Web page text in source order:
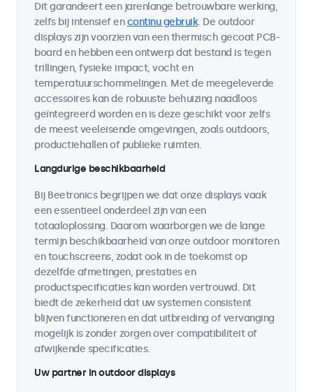
Dit garandeert een jarenlange betrouwbare werking,
zelfs bij intensief encontinu gebruik. De outdoor
displays zijn voorzien van een thermisch gecoat PCB-
board en hebben een ontwerp dat bestand is tegen
trillingen, fysieke impact, vocht en
temperatuurschommelingen. Met de meegeleverde
accessoires kan de robuuste behuizing naadloos
geïntegreerd worden en is deze geschikt voor zelfs
de meest veeleisende omgevingen, zoals outdoors,
productiehallen of publieke ruimten.
Langdurige beschikbaarheid
Bij Beetronics begrijpen we dat onze displays vaak
een essentieel onderdeel zijn van een
totaaloplossing. Daarom waarborgen we de lange
termijn beschikbaarheid van onze outdoor monitoren
en touchscreens, zodat ook in de toekomst op
dezelfde afmetingen, prestaties en
productspecificaties kan worden vertrouwd. Dit
biedt de zekerheid dat uw systemen consistent
blijven functioneren en dat uitbreiding of vervanging
mogelijk is zonder zorgen over compatibiliteit of
afwijkende specificaties.
Uw partner in outdoor displays